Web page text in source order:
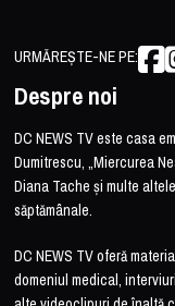
URMĂREȘTE-NE PE:
Despre noi
DC NEWS TV este casa
Dumitrescu, „Miercurea
Diana Tache și multe
săptămânale.
DC NEWS TV oferă
domeniul medical,